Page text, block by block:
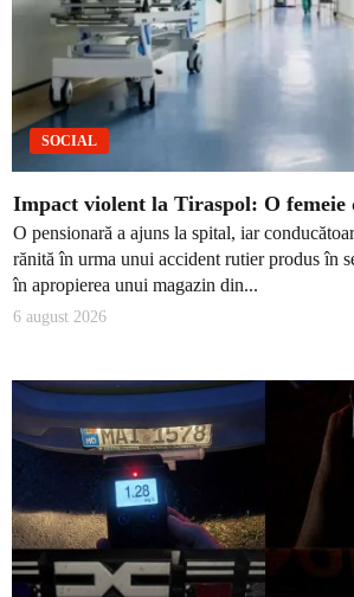
SOCIAL
Impact violent la Tiraspol: O femeie
O pensionară a ajuns la spital, iar
rănită în urma unui accident rutier produs în
în apropierea unui magazin din...
6 august 2026